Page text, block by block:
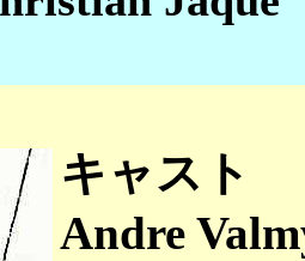
キャスト
Andre